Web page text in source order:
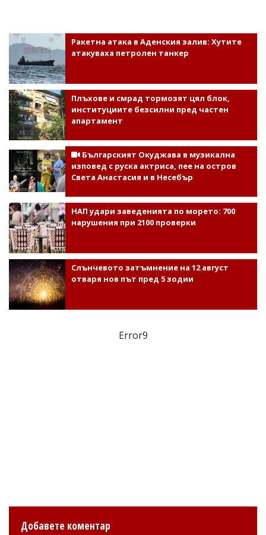
Ракетна атака в Аденския залив: Хутите
атакуваха петролен танкер
Плъхове и смрад тормозят цял блок,
институциите безсилни пред частен
апартамент
Българският Окуджава в музикална
изповед с руска актриса, пее на остров
Света Анастасия и в Несебър
НАП удари заведенията по морето: 700
нарушения при 2100 проверки
Слънчевото затъмнение на 12 август
отваря нов път пред 5 зодии
Error9
Добавете коментар